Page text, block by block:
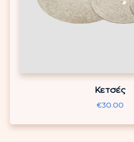
Κετσές
€30.00